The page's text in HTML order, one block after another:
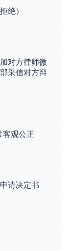
绝）
对方律师微
采信对方辩
客观公正
请决定书